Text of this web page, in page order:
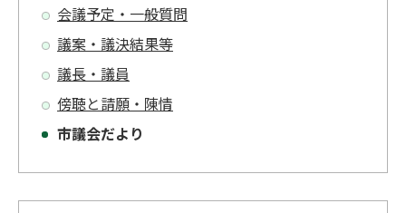
会議予定・一般質問
議案・議決結果等
議長・議員
傍聴と請願・陳情
市議会だより